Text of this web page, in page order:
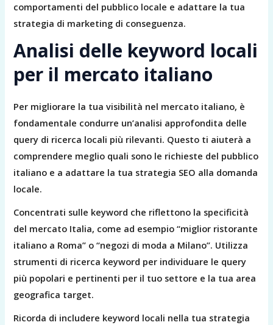
comportamenti del pubblico locale e adattare la tua
strategia di marketing di conseguenza.
Analisi delle keyword locali
per il mercato italiano
Per migliorare la tua visibilità nel mercato italiano, è
fondamentale condurre un’analisi approfondita delle
query di ricerca locali più rilevanti. Questo ti aiuterà a
comprendere meglio quali sono le richieste del pubblico
italiano e a adattare la tua strategia SEO alla domanda
locale.
Concentrati sulle keyword che riflettono la specificità
del mercato Italia, come ad esempio “miglior ristorante
italiano a Roma” o “negozi di moda a Milano”. Utilizza
strumenti di ricerca keyword per individuare le query
più popolari e pertinenti per il tuo settore e la tua area
geografica target.
Ricorda di includere keyword locali nella tua strategia